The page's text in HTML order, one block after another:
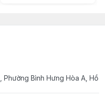
cơ khí, xây dựng, nội
giá đỡ.
Phường Bình Hưng Hòa A, Hồ